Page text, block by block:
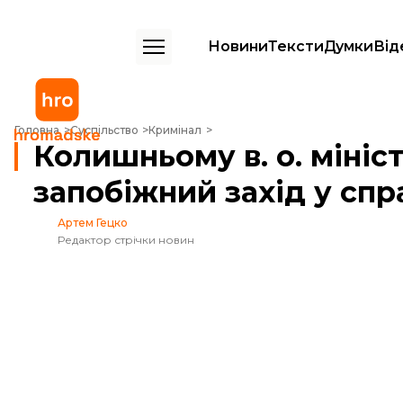
НовиниТекстиДумки
Головна Суспільство Кримінал
Колишньому в. о. міністра культури Карандєєву обрали запобіжний
Колишньому в. о.
запобіжний захід у
Артем Гецко
Редактор стрічки новин